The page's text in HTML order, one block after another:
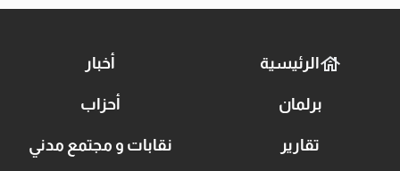
الرئيسية أخبار
برلمان أحزاب
تقارير نقابات و مجتمع مدني